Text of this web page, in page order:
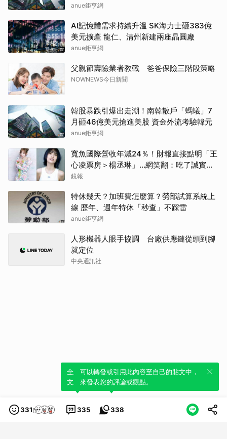
3.84%
anue鉅亨網
AI記憶體需求持續升溫 SK海力士砸383億
美元擴產 龍仁、清州新建兩座晶圓廠
anue鉅亨網
父親節壽險業者教戰 爸爸保險三階段策略
NOWNEWS今日新聞
韓股暴跌引爆出走潮！南韓散戶「螞蟻」7
月砸46億美元搶進美股 資金外流考驗韓元
anue鉅亨網
寬魚國際營收年減24％！財報直接點明「王
心凌票房＞楊丞琳」…網笑翻：吃了誠實果
實？
鏡報
特休幾天？加班費怎麼算？勞部試算系統上
線 歷年、週年特休「秒查」不踩雷
anue鉅亨網
人形機器人眼手協調 台廠供應鏈從頭到腳
就定位
中央通訊社
331 335
全新體驗！一鍵引用此內容，透過發布貼
文來輕鬆表達個人立場。
338
可以轉發或引用此內容至自己的貼文中，
來發表您的評論或觀點。